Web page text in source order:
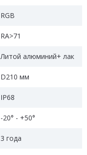
RGB
RA>71
Литой алюминий+ лак
D210 мм
IP68
-20° - +50°
3 года